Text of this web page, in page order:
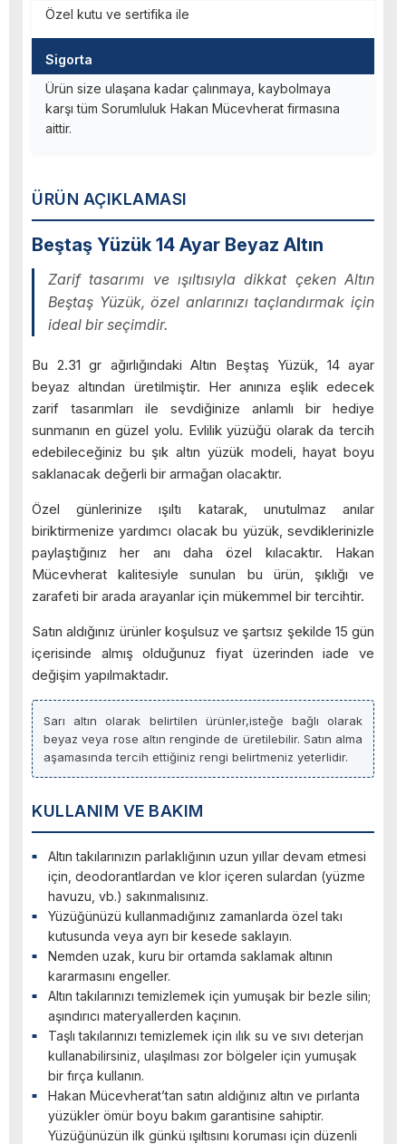
ÜRÜN AÇIKLAMASI
Beştaş Yüzük 14 Ayar Beyaz Altın
Zarif tasarımı ve ışıltısıyla dikkat çeken Altın
Beştaş Yüzük, özel anlarınızı taçlandırmak için
ideal bir seçimdir.
Bu 2.31 gr ağırlığındaki Altın Beştaş Yüzük, 14 ayar
beyaz altından üretilmiştir. Her anınıza eşlik edecek
zarif tasarımları ile sevdiğinize anlamlı bir hediye
sunmanın en güzel yolu. Evlilik yüzüğü olarak da tercih
edebileceğiniz bu şık altın yüzük modeli, hayat boyu
saklanacak değerli bir armağan olacaktır.
Özel günlerinize ışıltı katarak, unutulmaz anılar
biriktirmenize yardımcı olacak bu yüzük, sevdiklerinizle
paylaştığınız her anı daha özel kılacaktır. Hakan
Mücevherat kalitesiyle sunulan bu ürün, şıklığı ve
zarafeti bir arada arayanlar için mükemmel bir tercihtir.
Satın aldığınız ürünler koşulsuz ve şartsız şekilde 15 gün
içerisinde almış olduğunuz fiyat üzerinden iade ve
değişim yapılmaktadır.
Sarı altın olarak belirtilen ürünler,isteğe bağlı olarak
beyaz veya rose altın renginde de üretilebilir. Satın alma
aşamasında tercih ettiğiniz rengi belirtmeniz yeterlidir.
Özel kutu ve sertifika ile
Sigorta
Ürün size ulaşana kadar çalınmaya, kaybolmaya
karşı tüm Sorumluluk Hakan Mücevherat firmasına
aittir.
KULLANIM VE BAKIM
Altın takılarınızın parlaklığının uzun yıllar devam etmesi
için, deodorantlardan ve klor içeren sulardan (yüzme
havuzu, vb.) sakınmalısınız.
Yüzüğünüzü kullanmadığınız zamanlarda özel takı
kutusunda veya ayrı bir kesede saklayın.
Nemden uzak, kuru bir ortamda saklamak altının
kararmasını engeller.
Altın takılarınızı temizlemek için yumuşak bir bezle silin;
aşındırıcı materyallerden kaçının.
Taşlı takılarınızı temizlemek için ılık su ve sıvı deterjan
kullanabilirsiniz, ulaşılması zor bölgeler için yumuşak
bir fırça kullanın.
Hakan Mücevherat’tan satın aldığınız altın ve pırlanta
yüzükler ömür boyu bakım garantisine sahiptir.
Yüzüğünüzün ilk günkü ışıltısını koruması için düzenli